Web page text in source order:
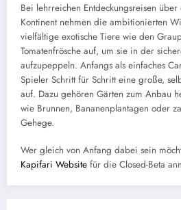
Bei lehrreichen Entdeckungsreisen
Kontinent nehmen die ambitionierten
vielfältige exotische Tiere wie den
Tomatenfrösche auf, um sie in der
aufzupeppeln. Anfangs als einfaches
Spieler Schritt für Schritt eine große,
auf. Dazu gehören Gärten zum Anbau
wie Brunnen, Bananenplantagen oder
Gehege.
Wer gleich von Anfang dabei sein
Kapifari Website für die Closed-Beta